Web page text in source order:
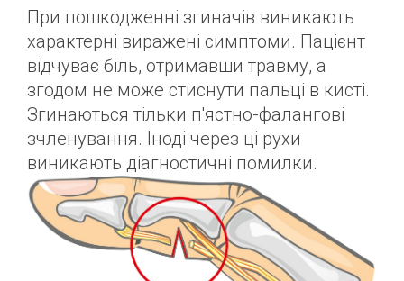
При пошкодженні згиначів виникають
характерні виражені симптоми. Пацієнт
відчуває біль, отримавши травму, а
згодом не може стиснути пальці в кисті.
Згинаються тільки п'ястно-фалангові
зчленування. Іноді через ці рухи
виникають діагностичні помилки.